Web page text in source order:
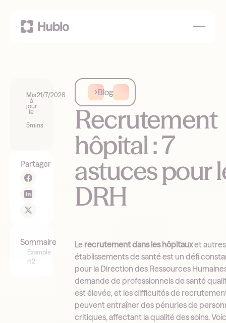
Mis
à
jour
le
21/7/2026
5mins
Partager
Sommaire
Example
H2
Blog
Recrutement
hôpital : 7
astuces pour
DRH
Le recrutement dans les hôpitauxet autres
établissements de santé est un défi
pour la Direction des Ressources
demande de professionnels de santé
est élevée, et les difficultés de
peuvent entraîner des pénuries de
critiques, affectant la qualité des soins.